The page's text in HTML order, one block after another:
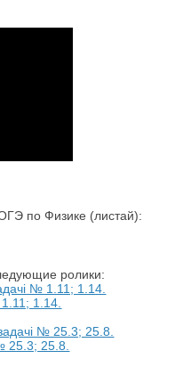
по Физике (листай):
ролики:
1.14.
25.3; 25.8.